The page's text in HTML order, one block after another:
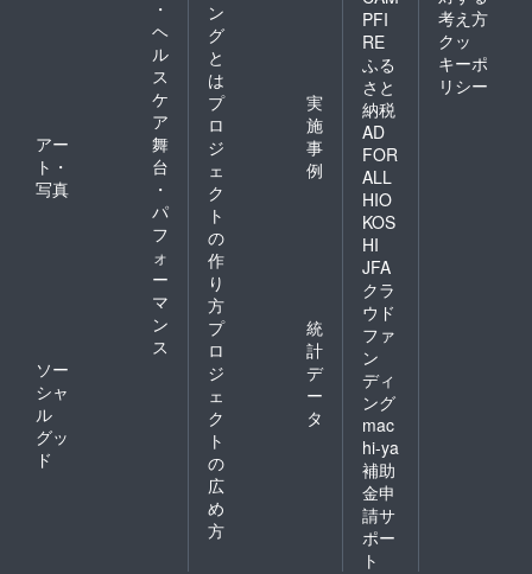
・
ヘ
ル
ス
ケ
ア
アー
ト・
写真
舞
台
・
パ
フ
ォ
ー
マ
ン
ス
ソー
シャ
ル
グッ
ド
ン
グ
と
は
プ
ロ
ジ
ェ
ク
ト
の
作
り
方
実
施
事
例
プ
ロ
ジ
ェ
ク
ト
の
広
め
方
統
計
デ
ー
タ
PFI
RE
ふる
さと
納税
AD
FOR
ALL
HIO
KOS
HI
JFA
クラ
ウド
ファ
ン
ディ
ング
mac
hi-ya
補助
金申
請サ
ポー
ト
考え方
クッ
キーポ
リシー